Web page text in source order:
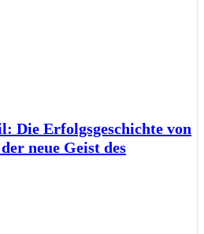
Die Erfolgsgeschichte von
neue Geist des